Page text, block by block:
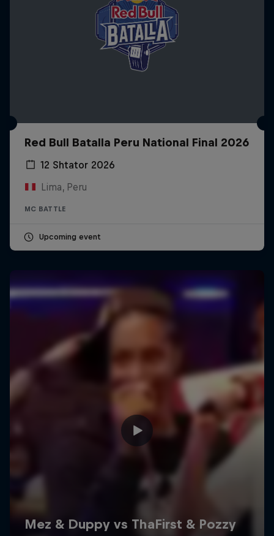
Red Bull Batalla Peru National Final 2026
12 Shtator 2026
Lima, Peru
MC BATTLE
Upcoming event